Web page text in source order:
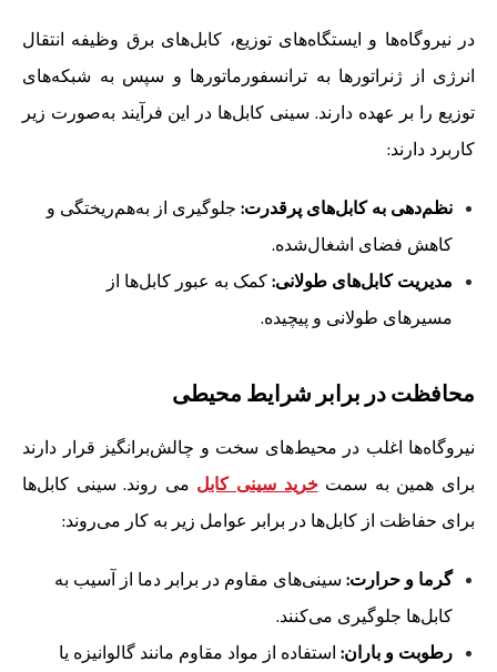
در نیروگاه‌ها و ایستگاه‌های توزیع، کابل‌های برق وظیفه انتقال
انرژی از ژنراتورها به ترانسفورماتورها و سپس به شبکه‌های
توزیع را بر عهده دارند. سینی کابل‌ها در این فرآیند به‌صورت زیر
کاربرد دارند:
نظم‌دهی به کابل‌های پرقدرت: جلوگیری از به‌هم‌ریختگی و
کاهش فضای اشغال‌شده.
مدیریت کابل‌های طولانی: کمک به عبور کابل‌ها از
مسیرهای طولانی و پیچیده.
محافظت در برابر شرایط محیطی
نیروگاه‌ها اغلب در محیط‌های سخت و چالش‌برانگیز قرار دارند
برای همین به سمتخرید سینی کابل می روند. سینی کابل‌ها
برای حفاظت از کابل‌ها در برابر عوامل زیر به کار می‌روند:
گرما و حرارت: سینی‌های مقاوم در برابر دما از آسیب به
کابل‌ها جلوگیری می‌کنند.
رطوبت و باران: استفاده از مواد مقاوم مانند گالوانیزه یا